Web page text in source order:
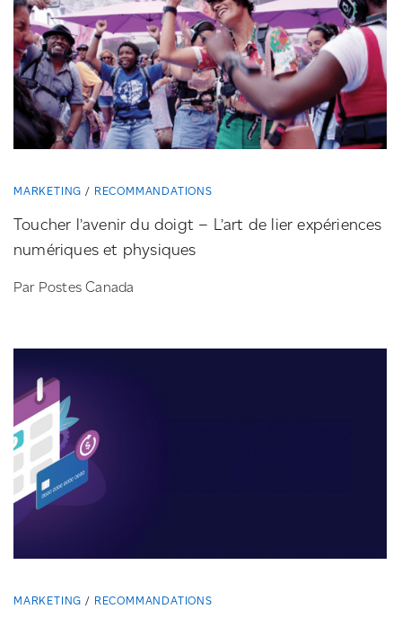
MARKETING RECOMMANDATIONS
Toucher l’avenir du doigt – L’art de lier expériences
numériques et physiques
Par Postes Canada
MARKETING RECOMMANDATIONS